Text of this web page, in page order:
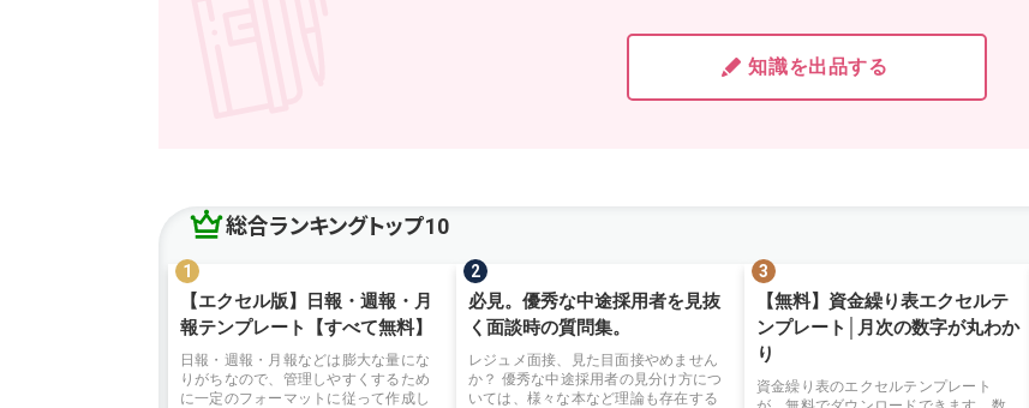
知識を出品する
総合ランキングトップ10
【エクセル版】日報・週報・月
報テンプレート【すべて無料】
日報・週報・月報などは膨大な量にな
りがちなので、管理しやすくするため
に一定のフォーマットに従って作成し
必見。優秀な中途採用者を見抜
く面談時の質問集。
レジュメ面接、見た目面接やめません
か？ 優秀な中途採用者の見分け方につ
いては、様々な本など理論も存在する
【無料】資金繰り表エクセルテ
ンプレート│月次の数字が丸わか
り
資金繰り表のエクセルテンプレート